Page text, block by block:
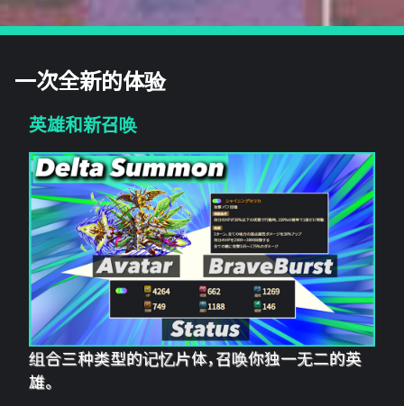
一次全新的体验
英雄和新召唤
组合三种类型的记忆片体，召唤你独一无二的英
雄。